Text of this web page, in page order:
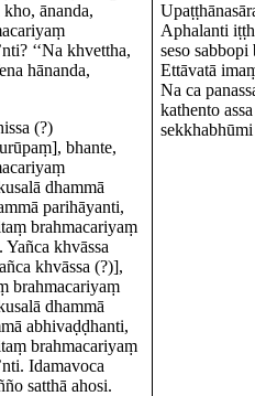
kho, ānanda,
‘‘Na khvettha,
hānanda,
(?)
, bhante,
dhammā
parihāyanti,
brahmacariyaṃ
Yañca khvāssa
khvāssa (?)],
brahmacariyaṃ
dhammā
abhivaḍḍhanti,
brahmacariyaṃ
Idamavoca
satthā ahosi.
Aphalanti
seso
Ettāvatā
Na ca
kathento